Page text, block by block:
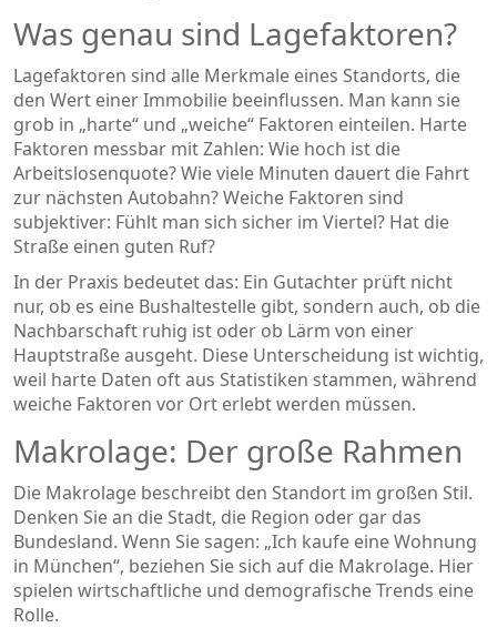
Was genau sind Lagefaktoren?
Lagefaktoren sind alle Merkmale eines Standorts, die
den Wert einer Immobilie beeinflussen. Man kann sie
grob in „harte“ und „weiche“ Faktoren einteilen. Harte
Faktoren messbar mit Zahlen: Wie hoch ist die
Arbeitslosenquote? Wie viele Minuten dauert die Fahrt
zur nächsten Autobahn? Weiche Faktoren sind
subjektiver: Fühlt man sich sicher im Viertel? Hat die
Straße einen guten Ruf?
In der Praxis bedeutet das: Ein Gutachter prüft nicht
nur, ob es eine Bushaltestelle gibt, sondern auch, ob die
Nachbarschaft ruhig ist oder ob Lärm von einer
Hauptstraße ausgeht. Diese Unterscheidung ist wichtig,
weil harte Daten oft aus Statistiken stammen, während
weiche Faktoren vor Ort erlebt werden müssen.
Makrolage: Der große Rahmen
Die Makrolage beschreibt den Standort im großen Stil.
Denken Sie an die Stadt, die Region oder gar das
Bundesland. Wenn Sie sagen: „Ich kaufe eine Wohnung
in München“, beziehen Sie sich auf die Makrolage. Hier
spielen wirtschaftliche und demografische Trends eine
Rolle.